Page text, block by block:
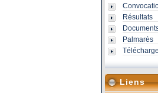
Résultats
Palmarès
Liens